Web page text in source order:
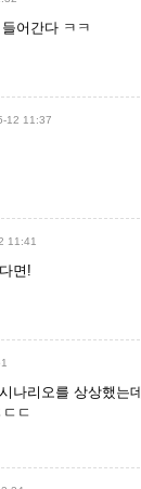
어간다 ㅋㅋ
12 11:37
11:41
면!
나리오를 상상했는
ㄷ